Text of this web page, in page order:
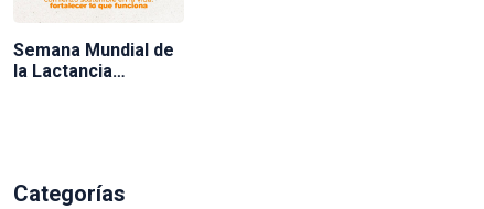
Semana Mundial de
la Lactancia
Categorías